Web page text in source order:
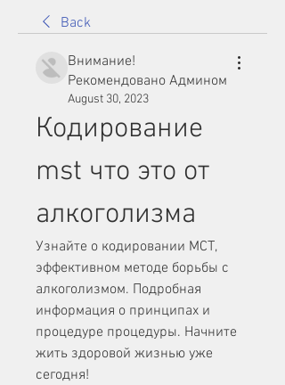
Back
Внимание!
Рекомендовано Админом
August 30, 2023
Кодирование
mst что это от
алкоголизма
Узнайте о кодировании МСТ,
эффективном методе борьбы с
алкоголизмом. Подробная
информация о принципах и
процедуре процедуры. Начните
жить здоровой жизнью уже
сегодня!